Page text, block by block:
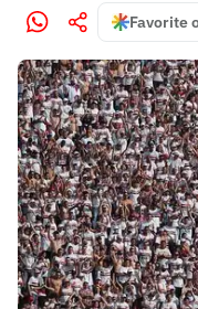
Favorite